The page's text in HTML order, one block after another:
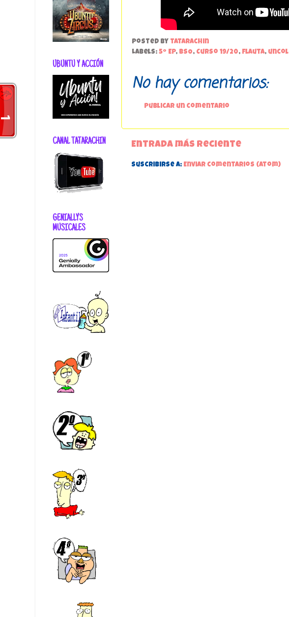
Posted by tatarachin
Labels: 5º EP, BSO, Curso 19/20, flauta, uncol
No hay comentarios:
Publicar un comentario
Entrada más reciente
Suscribirse a: Enviar comentarios (Atom)
UBUNTU Y ACCIÓN
CANAL TATARACHIN
GENIALLYS
MUSICALES